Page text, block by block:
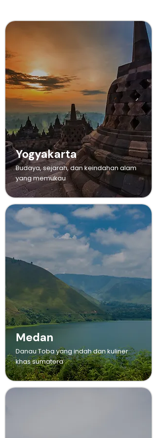
Budaya, sejarah, dan keindahan alam
yang memukau
Yogyakarta
Danau Toba yang indah dan kuliner
khas sumatera
Medan